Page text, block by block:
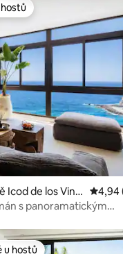
5, 141 hodnocení
Icod de los Vino
4,94
s panoramatickým
u hostů